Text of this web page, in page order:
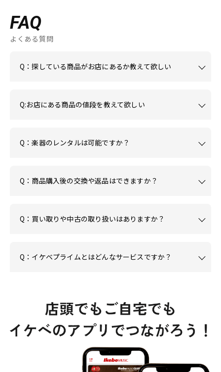
FAQ
よくある質問
Q：探している商品がお店にあるか教えて欲しい
Q:お店にある商品の値段を教えて欲しい
Q：楽器のレンタルは可能ですか？
Q：商品購入後の交換や返品はできますか？
Q：買い取りや中古の取り扱いはありますか？
Q：イケベプライムとはどんなサービスですか？